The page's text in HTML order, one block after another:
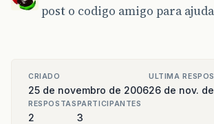
post o codigo amigo para
CRIADO
25 de novembro de 2006
ULTIMA
26 de nov.
RESPOSTAS
2
PARTICIPANTES
3